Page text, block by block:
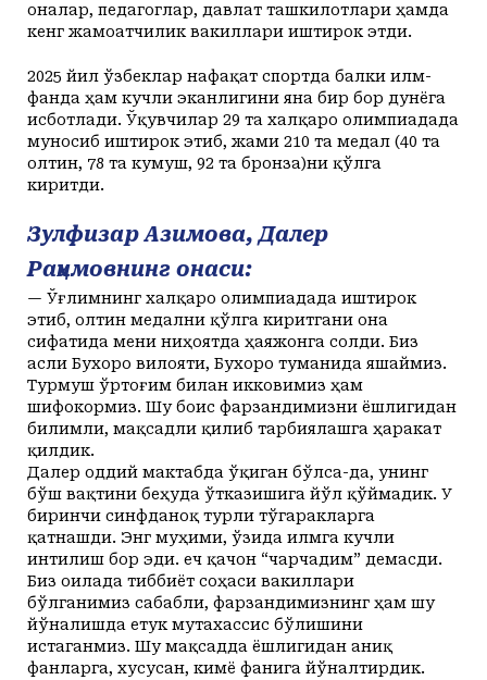
оналар, педагоглар, давлат ташкилотлари ҳамда
кенг жамоатчилик вакиллари иштирок этди.
2025 йил ўзбеклар нафақат спортда балки илм-
фанда ҳам кучли эканлигини яна бир бор дунёга
исботлади. Ўқувчилар 29 та халқаро олимпиадада
муносиб иштирок этиб, жами 210 та медал (40 та
олтин, 78 та кумуш, 92 та бронза)ни қўлга
киритди.
Зулфизар Азимова, Далер
Раҳимовнинг онаси:
— Ўғлимнинг халқаро олимпиадада иштирок
этиб, олтин медални қўлга киритгани она
сифатида мени ниҳоятда ҳаяжонга солди. Биз
асли Бухоро вилояти, Бухоро туманида яшаймиз.
Турмуш ўртоғим билан икковимиз ҳам
шифокормиз. Шу боис фарзандимизни ёшлигидан
билимли, мақсадли қилиб тарбиялашга ҳаракат
қилдик.
Далер оддий мактабда ўқиган бўлса-да, унинг
бўш вақтини беҳуда ўтказишига йўл қўймадик. У
биринчи синфданоқ турли тўгаракларга
қатнашди. Энг муҳими, ўзида илмга кучли
интилиш бор эди. Ҳеч қачон “чарчадим” демасди.
Биз оилада тиббиёт соҳаси вакиллари
бўлганимиз сабабли, фарзандимизнинг ҳам шу
йўналишда етук мутахассис бўлишини
истаганмиз. Шу мақсадда ёшлигидан аниқ
фанларга, хусусан, кимё фанига йўналтирдик.